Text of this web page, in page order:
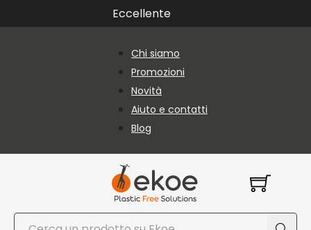
Vai al contenuto principale
Vai al piè di paginaEccellente
Chi siamo
Promozioni
Novità
Aiuto e contatti
Blog